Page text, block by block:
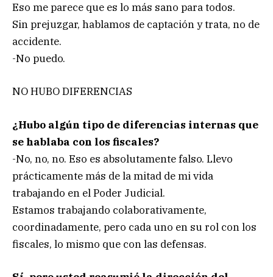
Eso me parece que es lo más sano para todos.
Sin prejuzgar, hablamos de captación y trata, no de
accidente.
-No puedo.
NO HUBO DIFERENCIAS
¿Hubo algún tipo de diferencias internas que
se hablaba con los fiscales?
-No, no, no. Eso es absolutamente falso. Llevo
prácticamente más de la mitad de mi vida
trabajando en el Poder Judicial.
Estamos trabajando colaborativamente,
coordinadamente, pero cada uno en su rol con los
fiscales, lo mismo que con las defensas.